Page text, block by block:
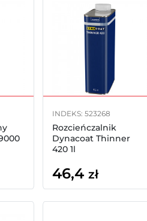
INDEKS: 523268
Rozcieńczalnik
Dynacoat Thinner
420 1l
46,4 zł